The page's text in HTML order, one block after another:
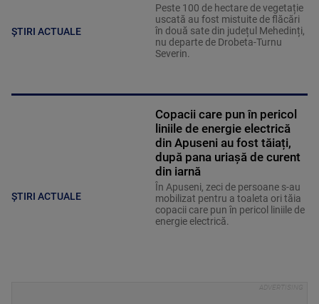
ȘTIRI ACTUALE
Peste 100 de hectare de vegetație
uscată au fost mistuite de flăcări
în două sate din județul Mehedinți,
nu departe de Drobeta-Turnu
Severin.
ȘTIRI ACTUALE
Copacii care pun în pericol
liniile de energie electrică
din Apuseni au fost tăiați,
după pana uriașă de curent
din iarnă
În Apuseni, zeci de persoane s-au
mobilizat pentru a toaleta ori tăia
copacii care pun în pericol liniile de
energie electrică.